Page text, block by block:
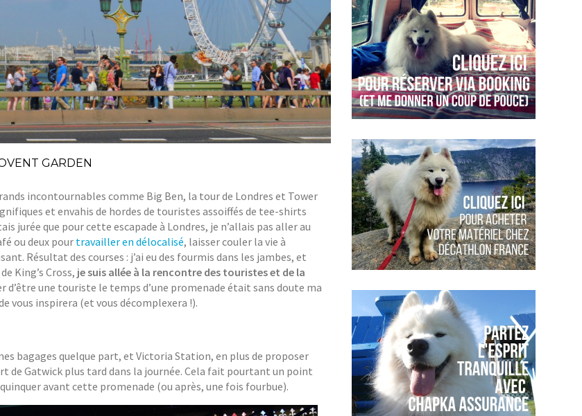
GARDEN
incontournables comme Big Ben, la tour de Londres et Tower
et envahis de hordes de touristes assoiffés de tee-shirts
jurée que pour cette escapade à Londres, je n’allais pas aller au
ou deux pour travailler en délocalisé, laisser couler la vie à
Résultat des courses : j’ai eu des fourmis dans les jambes, et
King’s Cross, je suis allée à la rencontre des touristes et de la
d’être une touriste le temps d’une promenade était sans doute ma
vous inspirera (et vous décomplexera !).
bagages quelque part, et Victoria Station, en plus de proposer
de Gatwick plus tard dans la journée. Cela fait pourtant un point
avant cette promenade (ou après, une fois fourbue).